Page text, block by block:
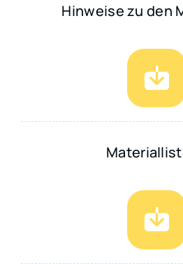
Hinweise zu den